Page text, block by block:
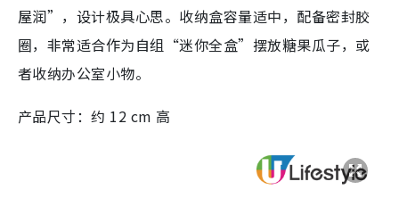
屋润”，设计极具心思。收纳盒容量适中，配备密封胶
圈，非常适合作为自组“迷你全盒”摆放糖果瓜子，或
者收纳办公室小物。
产品尺寸：约 12 cm 高